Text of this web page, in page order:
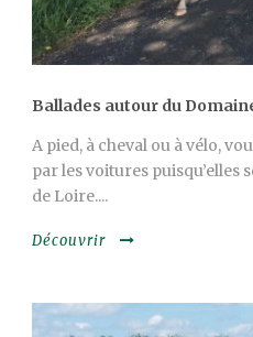
Ballades autour du
A pied, à cheval ou à vélo,
par les voitures puisqu’elles
de Loire....
Découvrir